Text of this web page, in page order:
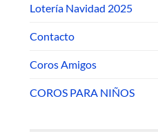
Lotería Navidad 2025
Contacto
Coros Amigos
COROS PARA NIÑOS